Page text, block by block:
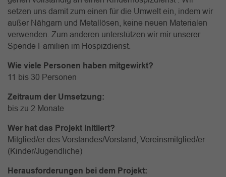
setzen uns damit zum einen für die Umwelt ein, indem wir
außer Nähgarn und Metallösen, keine neuen Materialen
verwenden. Zum anderen unterstützen wir mir unserer
Spende Familien im Hospizdienst.
Wie viele Personen haben mitgewirkt?
11 bis 30 Personen
Zeitraum der Umsetzung:
bis zu 2 Monate
Wer hat das Projekt initiiert?
Mitglied/er des Vorstandes/Vorstand, Vereinsmitglied/er
(Kinder/Jugendliche)
Herausforderungen bei dem Projekt: